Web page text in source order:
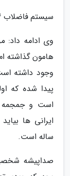
سیستم فاضلاب 4 هزار ساله و جراحی مغز
وی ادامه داد:
وجود داشته
پیدا شده که
است و
ساله است.
صداپیشه